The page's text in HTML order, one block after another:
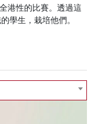
港性的比賽。透過這
學生，栽培他們。